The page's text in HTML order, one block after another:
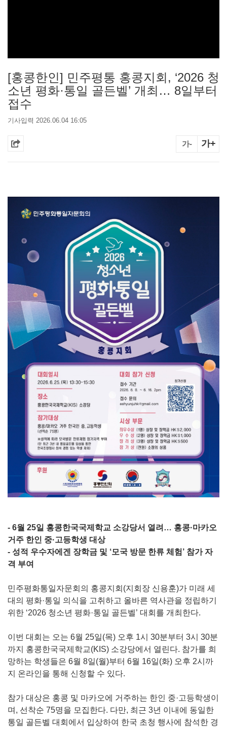
[홍콩한인] 민주평통 홍콩지회, ‘2026 청
소년 평화·통일 골든벨’ 개최… 8일부터
접수
기사입력 2026.06.04 16:05
가- 가+
- 6월 25일 홍콩한국국제학교 소강당서 열려… 홍콩·마카오
거주 한인 중·고등학생 대상
- 성적 우수자에겐 장학금 및 ‘모국 방문 한류 체험’ 참가 자
격 부여
민주평화통일자문회의 홍콩지회(지회장 신용훈)가 미래 세
대의 평화·통일 의식을 고취하고 올바른 역사관을 정립하기
위한 ‘2026 청소년 평화·통일 골든벨’ 대회를 개최한다.
이번 대회는 오는 6월 25일(목) 오후 1시 30분부터 3시 30분
까지 홍콩한국국제학교(KIS) 소강당에서 열린다. 참가를 희
망하는 학생들은 6월 8일(월)부터 6월 16일(화) 오후 2시까
지 온라인을 통해 신청할 수 있다.
참가 대상은 홍콩 및 마카오에 거주하는 한인 중·고등학생이
며, 선착순 75명을 모집한다. 다만, 최근 3년 이내에 동일한
통일 골든벨 대회에서 입상하여 한국 초청 행사에 참석한 경